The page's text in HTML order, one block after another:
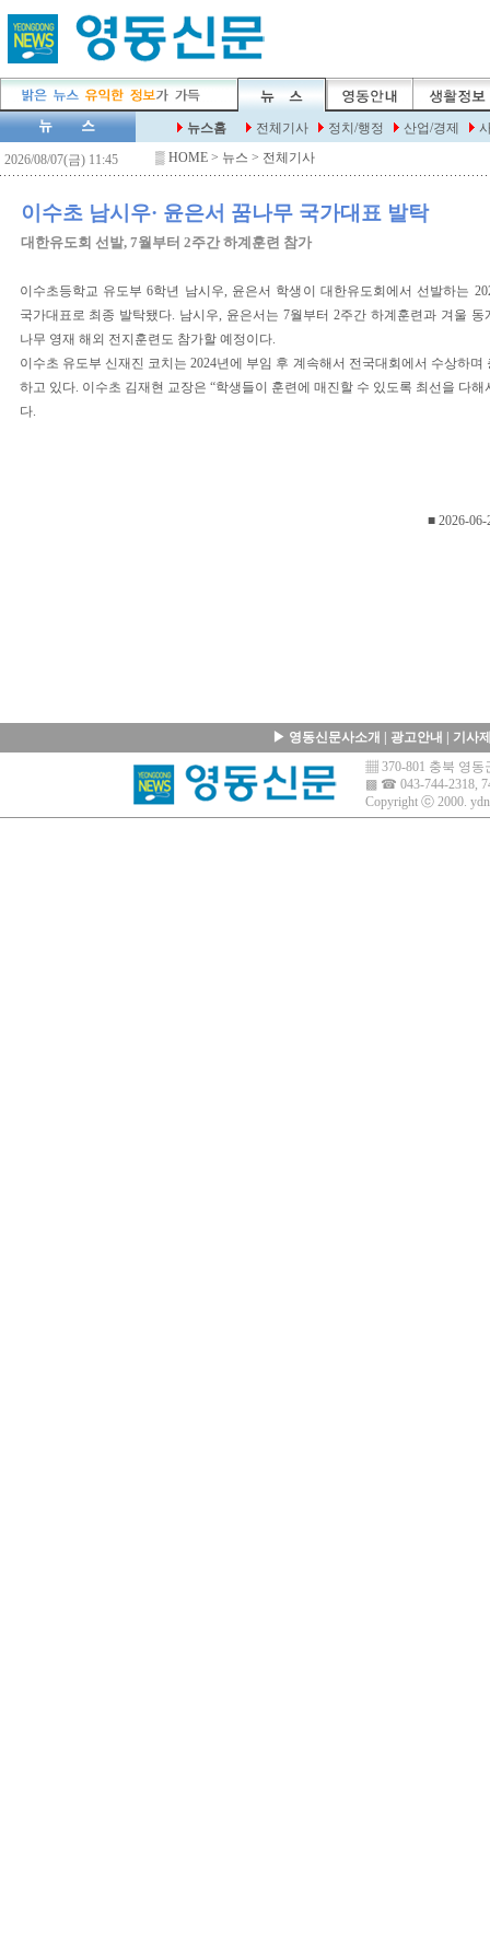
▒ HOME > 뉴스 > 전체기사
이수초 남시우· 윤은서 꿈나무 국가대표 발탁
대한유도회 선발, 7월부터 2주간 하계훈련 참가
이수초등학교 유도부 6학년 남시우, 윤은서 학생이 대한유도회에서 선발하는
국가대표로 최종 발탁됐다. 남시우, 윤은서는 7월부터 2주간 하계훈련과 겨울
나무 영재 해외 전지훈련도 참가할 예정이다.
이수초 유도부 신재진 코치는 2024년에 부임 후 계속해서 전국대회에서 수상하며
하고 있다. 이수초 김재현 교장은 “학생들이 훈련에 매진할 수 있도록 최선을 다해
다.
■ 2026-
▶ 영동신문사소개 광고안내
기사
▦ 370-801 충북 영
▩ ☎ 043-744-2318,
Copyright ⓒ 2000.